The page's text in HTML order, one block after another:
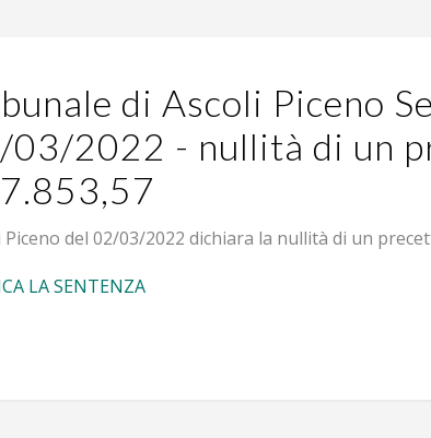
di Ascoli Piceno
03/2022 - nullità di un
Piceno del 02/03/2022 dichiara la nullità di un
LA SENTENZA